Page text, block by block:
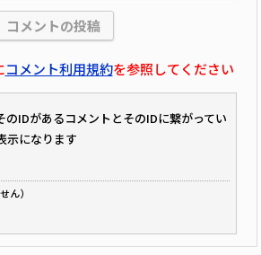
コメント利用規約を参照してください
IDがあるコメントとそのIDに繋がってい
示になります
ん）